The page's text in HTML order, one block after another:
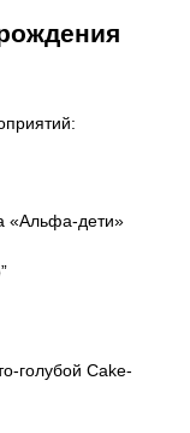
«Альфа-дети»
голубой Cake-